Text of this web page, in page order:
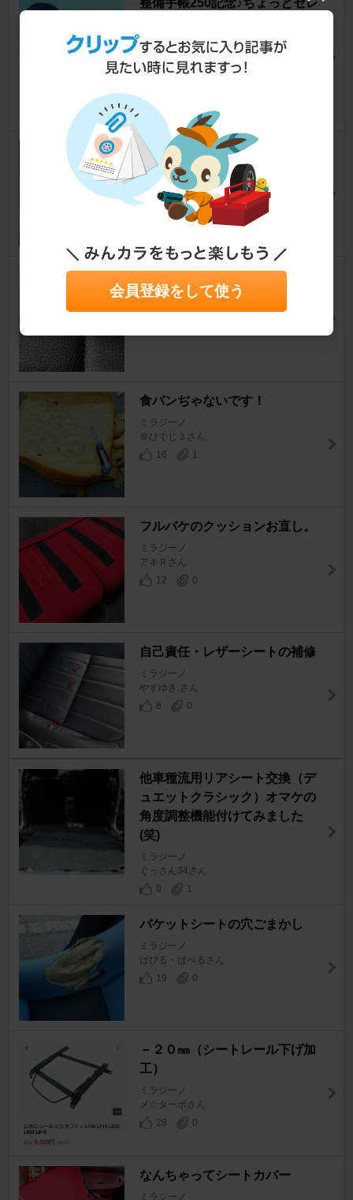
整備手帳250記念♪ちょっとセレ
弄りをしてみた♪…300円ですが
(笑)
ぐっさん34さん
26
1
シートヒータ貼付♪
ミラジーノ
montagne501さん
19
0
シート補修(やっつけ作業)
ミラジーノ
コバッピさん
食パンぢゃないです！
ミラジーノ
＠ひでじ３さん
16
1
フルバケのクッションお直し。
ミラジーノ
アキＲさん
12
0
自己責任・レザーシートの補修
ミラジーノ
やすゆき.さん
8
0
他車種流用リアシート交換（デ
ュエットクラシック）オマケの
角度調整機能付けてみました
(笑)
ミラジーノ
ぐっさん34さん
9
1
バケットシートの穴ごまかし
ミラジーノ
ばびる・ばべるさん
19
0
－２０㎜（シートレール下げ加
工）
ミラジーノ
メ☆ターボさん
28
0
なんちゃってシートカバー
ミラジーノ
会員登録をして使う